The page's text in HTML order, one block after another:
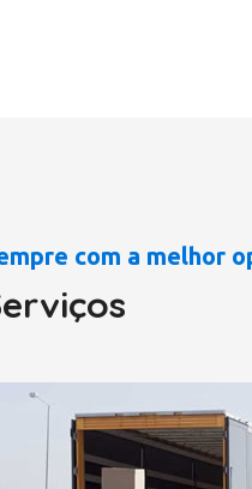
com a melhor